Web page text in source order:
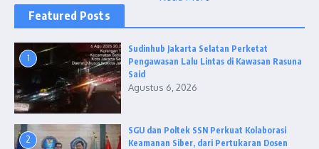
Featured Posts
1
Sudinhub Jakarta Selatan Perketat
Pengawasan Lalu Lintas di Kawasan Rasuna
Said
Agustus 6, 2026
2
SGU dan Poltek SSN Perkuat Kolaborasi
Keamanan Siber, dari Pertukaran Dosen